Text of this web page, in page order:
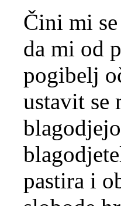
Čini mi
da mi od
pogibelj
ustavit se
pastira i